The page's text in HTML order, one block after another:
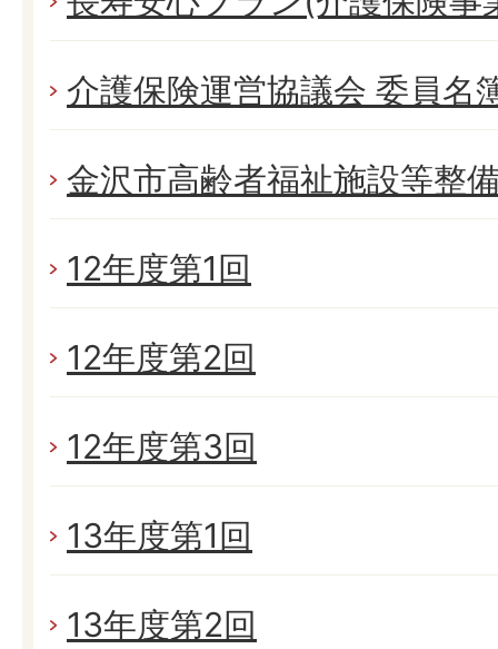
介護保険運営協議会 委員名
金沢市高齢者福祉施設等整
12年度第1回
12年度第2回
12年度第3回
13年度第1回
13年度第2回